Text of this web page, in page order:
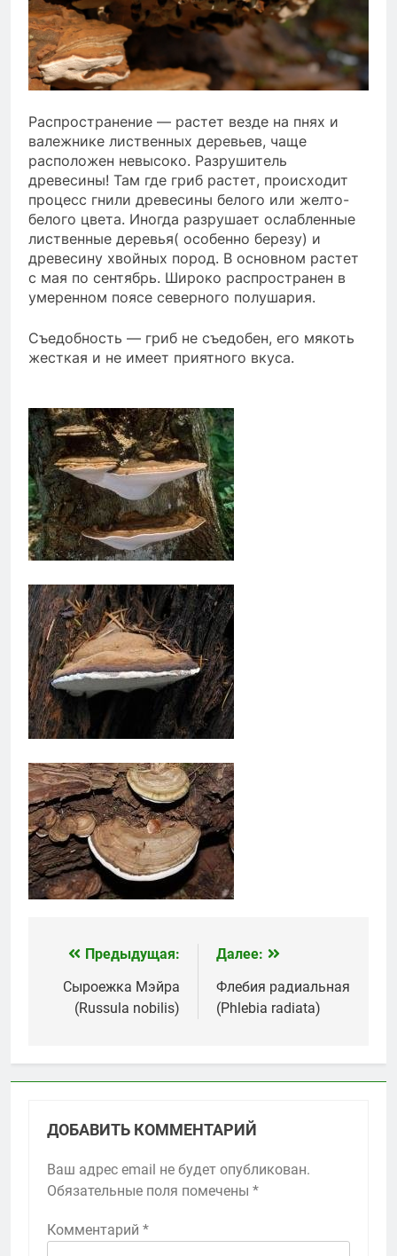
Распространение — растет везде на пнях и
валежнике лиственных деревьев, чаще
расположен невысоко. Разрушитель
древесины! Там где гриб растет, происходит
процесс гнили древесины белого или желто-
белого цвета. Иногда разрушает ослабленные
лиственные деревья( особенно березу) и
древесину хвойных пород. В основном растет
с мая по сентябрь. Широко распространен в
умеренном поясе северного полушария.
Съедобность — гриб не съедобен, его мякоть
жесткая и не имеет приятного вкуса.
Навигация
по
записям
Предыдущая:
Сыроежка Мэйра
(Russula nobilis)
Далее:
Флебия радиальная
(Phlebia radiata)
ДОБАВИТЬ КОММЕНТАРИЙ
Ваш адрес email не будет опубликован.
Обязательные поля помечены *
Комментарий *